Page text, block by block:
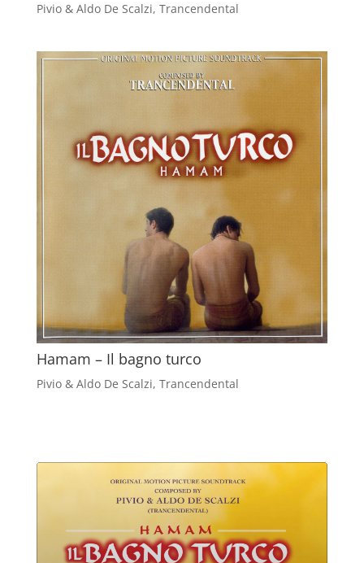
Pivio & Aldo De Scalzi, Trancendental
Hamam – Il bagno turco
Pivio & Aldo De Scalzi, Trancendental
Audio